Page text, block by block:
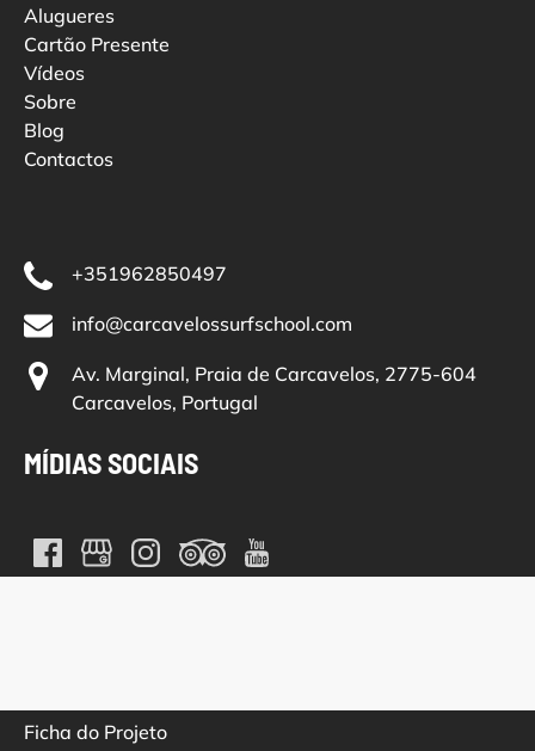
Alugueres
Cartão Presente
Vídeos
Sobre
Blog
Contactos
+351962850497
info@carcavelossurfschool.com
Av. Marginal, Praia de Carcavelos, 2775-604
Carcavelos, Portugal
MÍDIAS SOCIAIS
Ficha do Projeto